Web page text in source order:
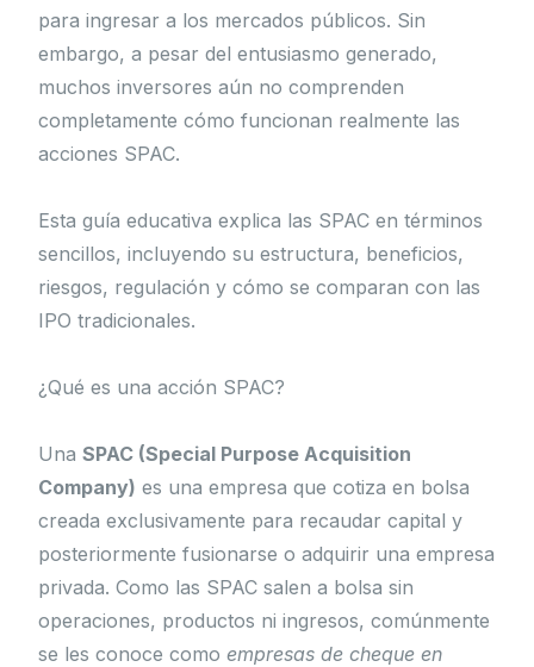
para ingresar a los mercados públicos. Sin
embargo, a pesar del entusiasmo generado,
muchos inversores aún no comprenden
completamente cómo funcionan realmente las
acciones SPAC.
Esta guía educativa explica las SPAC en términos
sencillos, incluyendo su estructura, beneficios,
riesgos, regulación y cómo se comparan con las
IPO tradicionales.
¿Qué es una acción SPAC?
UnaSPAC (Special Purpose Acquisition
Company) es una empresa que cotiza en bolsa
creada exclusivamente para recaudar capital y
posteriormente fusionarse o adquirir una empresa
privada. Como las SPAC salen a bolsa sin
operaciones, productos ni ingresos, comúnmente
se les conoce comoempresas de cheque en